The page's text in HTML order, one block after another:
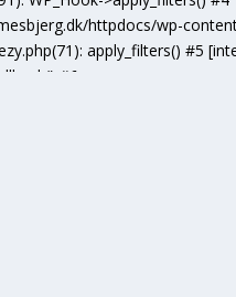
httpdocs/wp-
apply_filters() #5
#6